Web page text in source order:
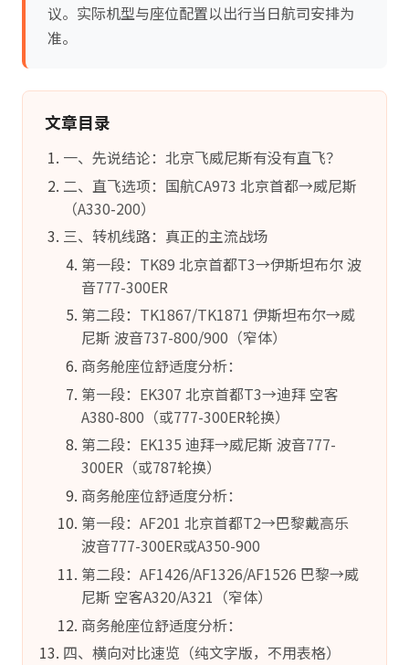
议。实际机型与座位配置以出行当日航司安排为
准。
文章目录
一、先说结论：北京飞威尼斯有没有直飞？
二、直飞选项：国航CA973 北京首都→威尼斯
（A330-200）
三、转机线路：真正的主流战场
第一段：TK89 北京首都T3→伊斯坦布尔 波
音777-300ER
第二段：TK1867/TK1871 伊斯坦布尔→威
尼斯 波音737-800/900（窄体）
商务舱座位舒适度分析：
第一段：EK307 北京首都T3→迪拜 空客
A380-800（或777-300ER轮换）
第二段：EK135 迪拜→威尼斯 波音777-
300ER（或787轮换）
商务舱座位舒适度分析：
第一段：AF201 北京首都T2→巴黎戴高乐
波音777-300ER或A350-900
第二段：AF1426/AF1326/AF1526 巴黎→威
尼斯 空客A320/A321（窄体）
商务舱座位舒适度分析：
四、横向对比速览（纯文字版，不用表格）